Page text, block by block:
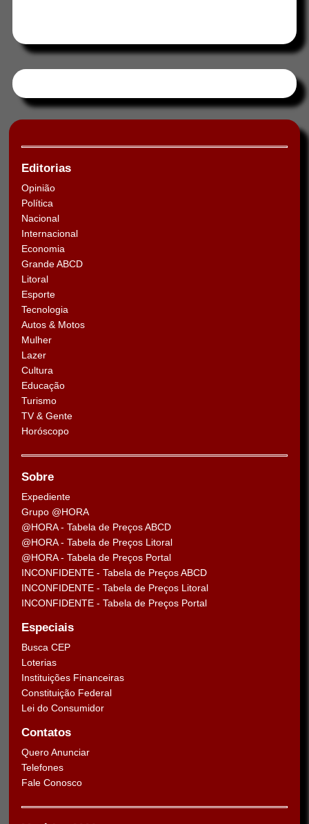
Editorias
Opinião
Política
Nacional
Internacional
Economia
Grande ABCD
Litoral
Esporte
Tecnologia
Autos & Motos
Mulher
Lazer
Cultura
Educação
Turismo
TV & Gente
Horóscopo
Sobre
Expediente
Grupo @HORA
@HORA - Tabela de Preços ABCD
@HORA - Tabela de Preços Litoral
@HORA - Tabela de Preços Portal
INCONFIDENTE - Tabela de Preços ABCD
INCONFIDENTE - Tabela de Preços Litoral
INCONFIDENTE - Tabela de Preços Portal
Especiais
Busca CEP
Loterias
Instituições Financeiras
Constituição Federal
Lei do Consumidor
Contatos
Quero Anunciar
Telefones
Fale Conosco